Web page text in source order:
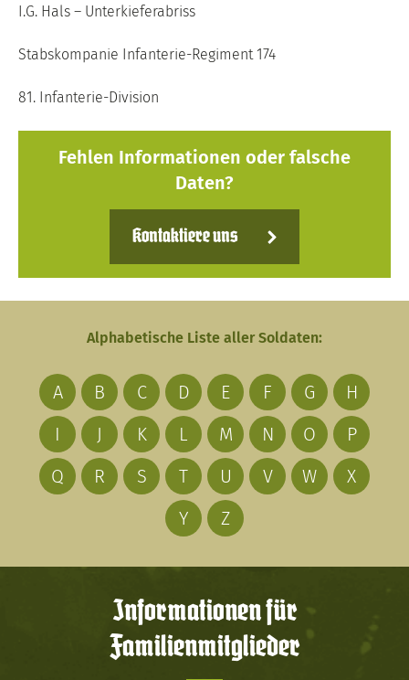
I.G. Hals – Unterkieferabriss
Stabskompanie Infanterie-Regiment 174
81. Infanterie-Division
Fehlen Informationen oder falsche
Daten?
Kontaktiere uns
Alphabetische Liste aller Soldaten:
A B C D E F G
H
I
J K L M N O
P
Q
R S T U V W
X
Y
Z
Informationen für
Familienmitglieder